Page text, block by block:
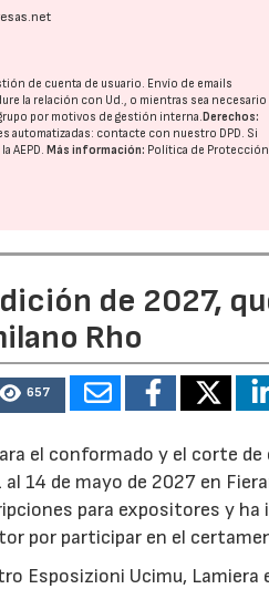
de cuenta de usuario. Envío de emails
la relación con Ud., o mientras sea necesario
por motivos de gestión interna. Derechos:
automatizadas: contacte con nuestro DPD. Si
laAEPD. Más información: Política de
de 2027,
Rho
657
el conformado y el corte de
14 de mayo de 2027 en
para expositores y ha
por participar en el
Esposizioni Ucimu, Lamiera